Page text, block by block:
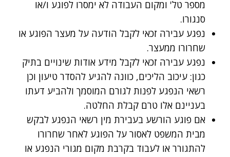
מספר טל' ומקום העבודה לא ימסרו לפוגע ו/או
סנגורו.
נפגע עבירה זכאי לקבל הודעה על מעצר הפוגע או
שחרורו ממעצר.
נפגע עבירה זכאי לקבל מידע אודות שינויים בתיק
כגון: עיכוב הליכים, כוונה להגיע להסדר טיעון וכן
רשאי הנפגע לפנות לגורם המוסמך ולהביע דעתו
בעניינם אלו טרם קבלת החלטה.
אם פוגע הורשע בעבירת מין רשאי הנפגע לבקש
מבית המשפט לאסור על הפוגע לאחר שחרורו
להתגורר או לעבוד בקרבת מקום מגורי הנפגע או